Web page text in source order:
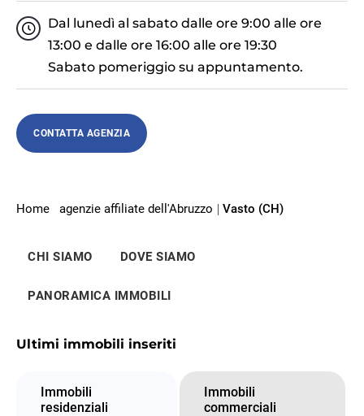
Dal lunedì al sabato dalle ore 9:00 alle ore
13:00 e dalle ore 16:00 alle ore 19:30
Sabato pomeriggio su appuntamento.
CONTATTA AGENZIA
Home agenzie affiliate dell'Abruzzo Vasto (CH)
CHI SIAMO DOVE SIAMO
PANORAMICA IMMOBILI
Ultimi immobili inseriti
Immobili
residenziali
Immobili
commerciali